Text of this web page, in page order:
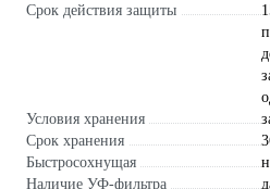
Срок действия защиты
Условия хранения
Срок хранения
Быстросохнущая
Наличие УФ-фильтра